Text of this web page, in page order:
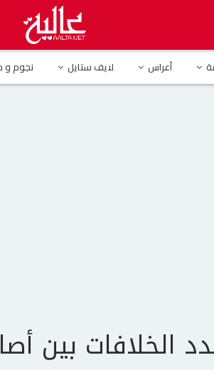
أعراس لايف ستايل نجوم و
تجدد الخلافات بين أصالة وأنغام
الخلافات بين